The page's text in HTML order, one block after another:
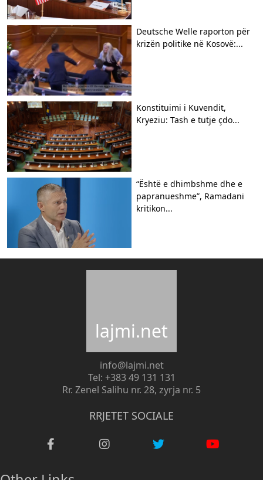
Deutsche Welle raporton për
krizën politike në Kosovë:...
​Konstituimi i Kuvendit,
Kryeziu: Tash e tutje çdo...
“Është e dhimbshme dhe e
papranueshme”, Ramadani
kritikon...
lajmi.net
info@lajmi.net
Tel: +383 49 131 131
Rr. Zenel Salihu nr. 28, zyrja nr. 5
RRJETET SOCIALE